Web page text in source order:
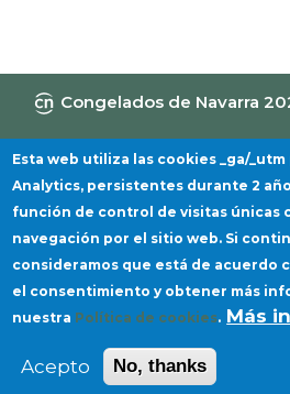
Congelados de Navarra
Canal de Información Política de privacidad
Esta web utiliza las cookies _ga/
Analytics, persistentes durante 2
función de control de visitas únicas
navegación por el sitio web. Si
consideramos que está de acuerdo
el consentimiento y obtener más
nuestra Política de cookies. Más
Acepto No, thanks